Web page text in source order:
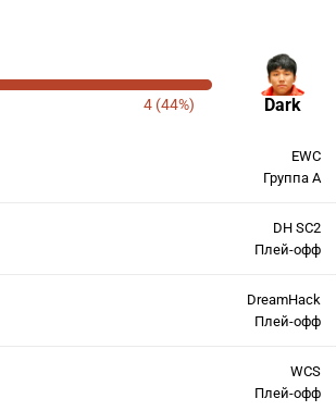
Dark
4 (44%)
EWC
Группа А
DH SC2
Плей-офф
DreamHack
Плей-офф
WCS
Плей-офф